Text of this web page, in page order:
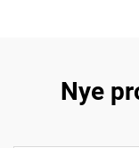
Nye